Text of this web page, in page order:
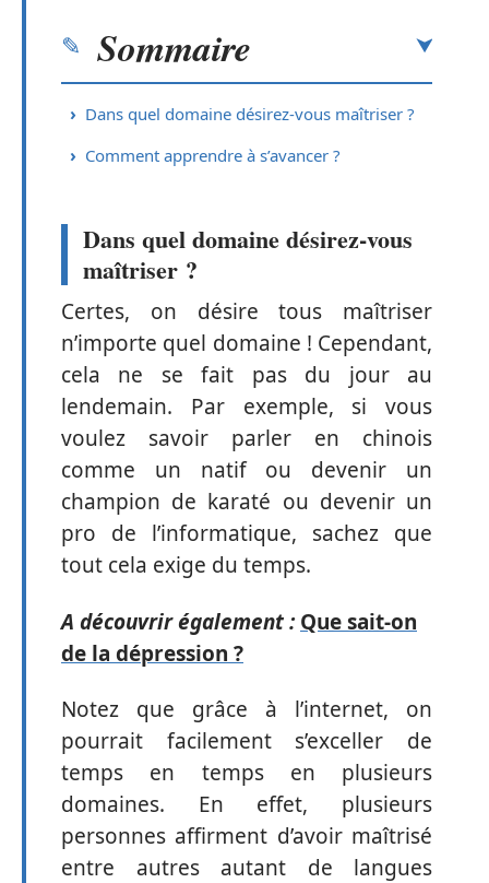
Sommaire
Dans quel domaine désirez-vous maîtriser ?
Comment apprendre à s’avancer ?
Dans quel domaine désirez-vous
maîtriser ?
Certes, on désire tous maîtriser
n’importe quel domaine ! Cependant,
cela ne se fait pas du jour au
lendemain. Par exemple, si vous
voulez savoir parler en chinois
comme un natif ou devenir un
champion de karaté ou devenir un
pro de l’informatique, sachez que
tout cela exige du temps.
A découvrir également : Que sait-on
de la dépression ?
Notez que grâce à l’internet, on
pourrait facilement s’exceller de
temps en temps en plusieurs
domaines. En effet, plusieurs
personnes affirment d’avoir maîtrisé
entre autres autant de langues